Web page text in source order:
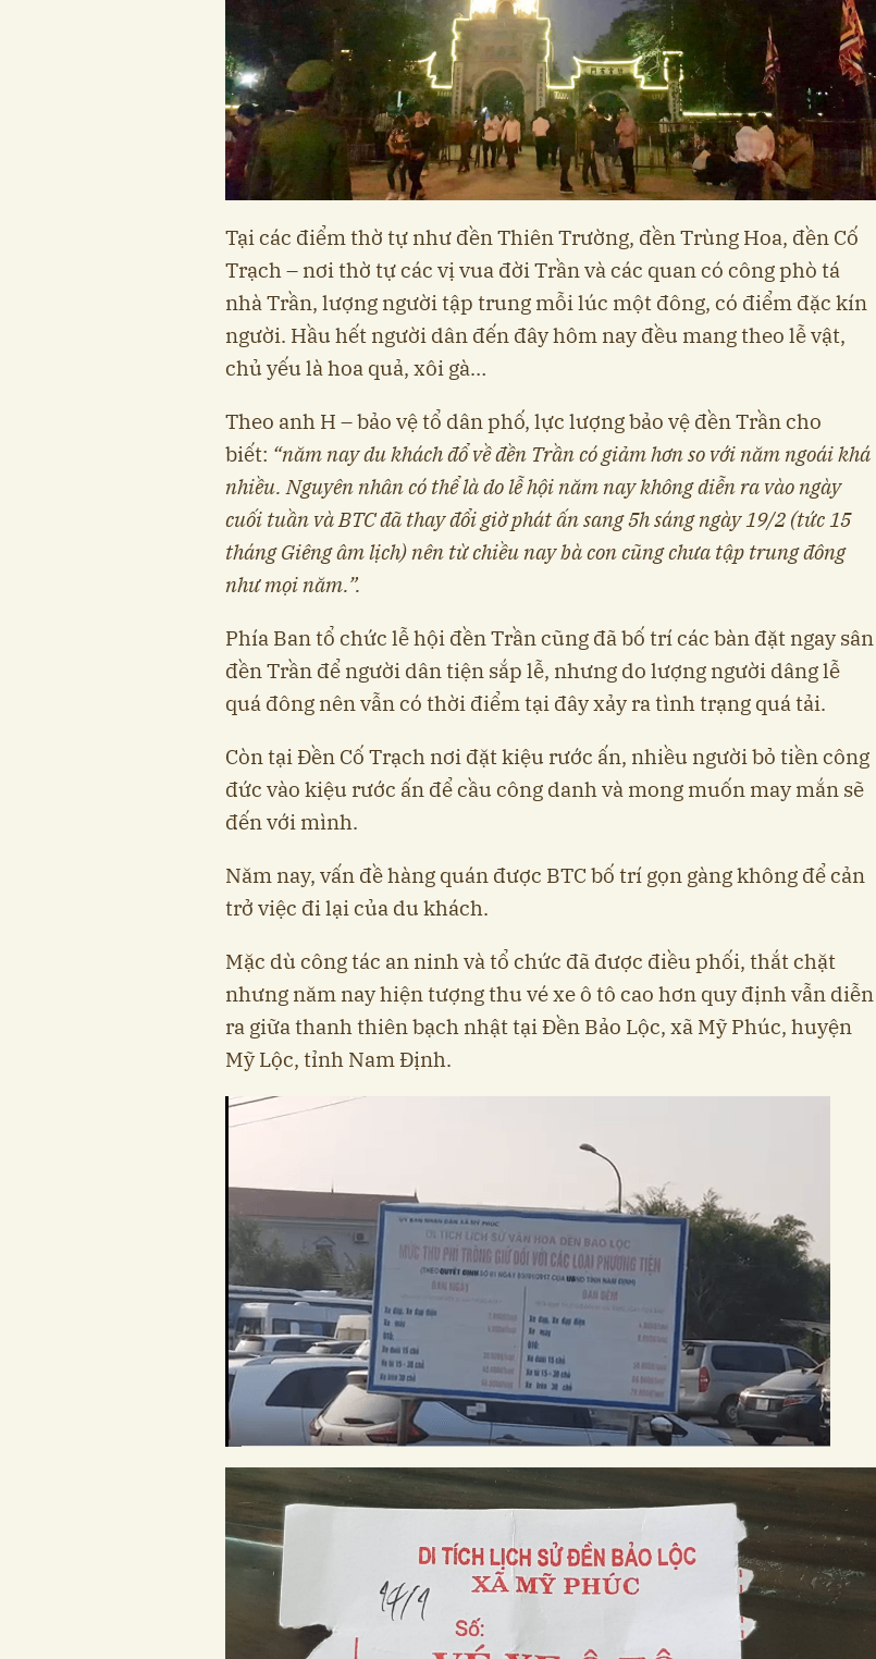
Tại các điểm thờ tự như đền Thiên Trường, đền Trùng Hoa, đền Cố
Trạch – nơi thờ tự các vị vua đời Trần và các quan có công phò tá
nhà Trần, lượng người tập trung mỗi lúc một đông, có điểm đặc kín
người. Hầu hết người dân đến đây hôm nay đều mang theo lễ vật,
chủ yếu là hoa quả, xôi gà…
Theo anh H – bảo vệ tổ dân phố, lực lượng bảo vệ đền Trần cho
biết: “năm nay du khách đổ về đền Trần có giảm hơn so với năm ngoái khá
nhiều. Nguyên nhân có thể là do lễ hội năm nay không diễn ra vào ngày
cuối tuần và BTC đã thay đổi giờ phát ấn sang 5h sáng ngày 19/2 (tức 15
tháng Giêng âm lịch) nên từ chiều nay bà con cũng chưa tập trung đông
như mọi năm.”.
Phía Ban tổ chức lễ hội đền Trần cũng đã bố trí các bàn đặt ngay sân
đền Trần để người dân tiện sắp lễ, nhưng do lượng người dâng lễ
quá đông nên vẫn có thời điểm tại đây xảy ra tình trạng quá tải.
Còn tại Đền Cố Trạch nơi đặt kiệu rước ấn, nhiều người bỏ tiền công
đức vào kiệu rước ấn để cầu công danh và mong muốn may mắn sẽ
đến với mình.
Năm nay, vấn đề hàng quán được BTC bố trí gọn gàng không để cản
trở việc đi lại của du khách.
Mặc dù công tác an ninh và tổ chức đã được điều phối, thắt chặt
nhưng năm nay hiện tượng thu vé xe ô tô cao hơn quy định vẫn diễn
ra giữa thanh thiên bạch nhật tại Đền Bảo Lộc, xã Mỹ Phúc, huyện
Mỹ Lộc, tỉnh Nam Định.